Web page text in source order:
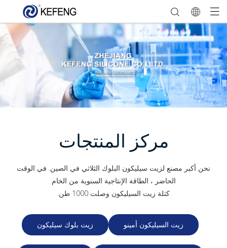
مركز المنتجات
نحن أكبر مصنع لزيت سيليكون البلوك الثلاثي في ​​الصين. في الوقت
الحاضر ، الطاقة الإنتاجية السنوية من الخام
كتلة زيت السيليكون وصلت 1000 طن.
زيت السيليكون أمينو زيت بلوك سيليكون